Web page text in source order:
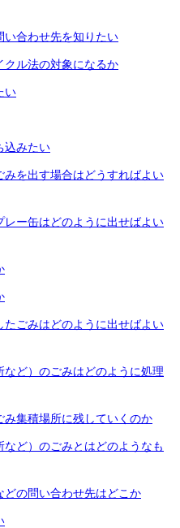
い合わせ先を知りたい
クル法の対象になるか
い
込みたい
を出す場合はどうすればよい
ー缶はどのように出せばよい
ごみはどのように出せばよい
ど）のごみはどのように処理
み集積場所に残していくのか
ど）のごみとはどのようなも
どの問い合わせ先はどこか